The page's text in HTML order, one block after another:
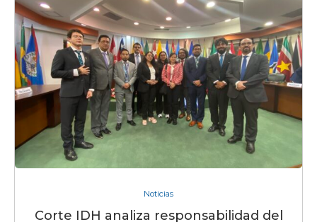
Noticias
Corte IDH analiza responsabilidad del